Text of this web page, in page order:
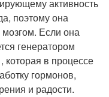
активность
поэтому она
Если она
генератором
которая в процессе
гормонов,
и радости.